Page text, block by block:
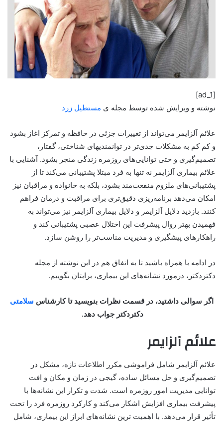
[ad_1]
نوشته و ویرایش شده توسط مجله ی مستطیل زرد
علائم آلزایمر می‌تواند از تغییرات جزئی در حافظه و تمرکز اغاز بشود
و کم کم به مشکلات جدی‌تر در توانمندیهای شناختی،گفتار،
تصمیم‌گیری و حتی توانایی‌های روزمره زندگی منجر بشود. آشنایی با
علائم بیماری آلزایمر نه تنها به فرد مبتلا پشتیبانی می‌کند تا از
پشتیبانی‌های ملزوم منفعت‌مند بشود، بلکه به خانواده و مراقبان نیز
امکان می‌دهد برنامه‌ریزی دقیق‌تری برای مراقبت و درمان فراهم
کنند. بازدید دلایل آلزایمر و دلایل بیماری آلزایمر نیز می‌تواند به
فهمیدن بهتر روال پیشرفت این اختلال عصبی پشتیبانی کند و
راهکارهای پیشگیری و مدیریت مناسب‌تر را روشن سازد.
در ادامه با همراه باشید تا به اتفاق هم در این نوشته از مجله
دکتردکتر، درمورد نشانه‌های این بیماری، برایتان بگوییم.
اگر سوالی داشتید، در قسمت نظرات بنویسید تا کارشناس سلامتی
دکتردکتر جواب دهد.
علائم آلزایمر
علائم آلزایمر شامل فراموشی مکرر اطلاعات تازه، مشکل در
تصمیم‌گیری و حل مسائل ساده، گیجی در زمان و مکان و افت
توانایی مدیریت امور روزمره است. شدت و تکرار این نشانه‌ها با
پیشرفت بیماری افزایش اشکار می‌کند و کارکرد روزمره فرد را تحت
تأثیر قرار می‌دهد. با اهمیت ترین نشانه‌های ابراز این بیماری، شامل